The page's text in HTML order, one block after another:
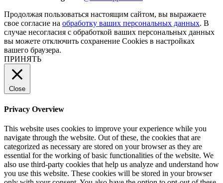
Продолжая пользоваться настоящим сайтом, вы выражаете
свое согласие на обработку ваших персональных данных. В
случае несогласия с обработкой ваших персональных данных
вы можете отключить сохранение Cookies в настройках
вашего браузера.
ПРИНЯТЬ
Close
Privacy Overview
This website uses cookies to improve your experience while you
navigate through the website. Out of these, the cookies that are
categorized as necessary are stored on your browser as they are
essential for the working of basic functionalities of the website. We
also use third-party cookies that help us analyze and understand how
you use this website. These cookies will be stored in your browser